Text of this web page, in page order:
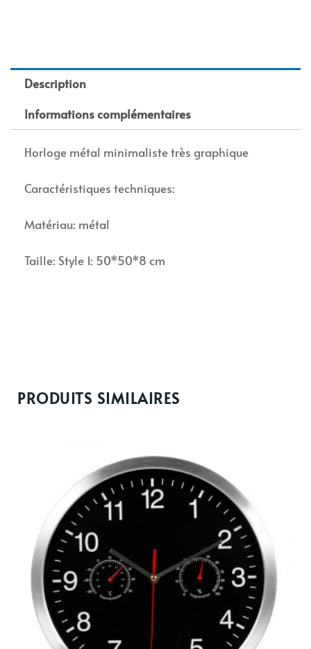
Description
Informations complémentaires
Horloge métal minimaliste très graphique
Caractéristiques techniques:
Matériau: métal
Taille: Style 1: 50*50*8 cm
PRODUITS SIMILAIRES